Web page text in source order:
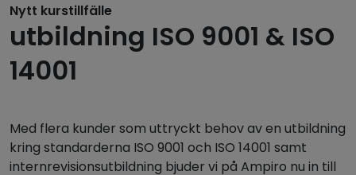
Nytt kurstillfälle
utbildning ISO 9001 & ISO
14001
Med flera kunder som uttryckt behov av en utbildning
kring standarderna ISO 9001 och ISO 14001 samt
internrevisionsutbildning bjuder vi på Ampiro nu in till